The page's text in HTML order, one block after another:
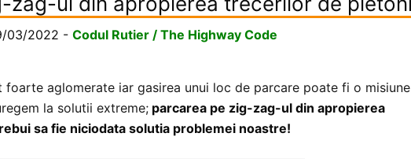
03/2022 - Codul Rutier / The Highway Code
foarte aglomerate iar gasirea unui loc de parcare poate fi o misiune
la solutii extreme; parcarea pe zig-zag-ul din apropierea
sa fie niciodata solutia problemei noastre!